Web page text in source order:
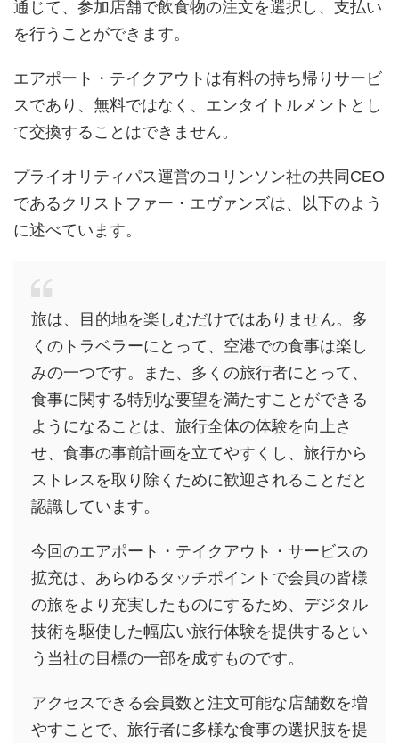
通じて、参加店舗で飲食物の注文を選択し、支払い
を行うことができます。
エアポート・テイクアウトは有料の持ち帰りサービ
スであり、無料ではなく、エンタイトルメントとし
て交換することはできません。
プライオリティパス運営のコリンソン社の共同CEO
であるクリストファー・エヴァンズは、以下のよう
に述べています。
旅は、目的地を楽しむだけではありません。多
くのトラベラーにとって、空港での食事は楽し
みの一つです。また、多くの旅行者にとって、
食事に関する特別な要望を満たすことができる
ようになることは、旅行全体の体験を向上さ
せ、食事の事前計画を立てやすくし、旅行から
ストレスを取り除くために歓迎されることだと
認識しています。
今回のエアポート・テイクアウト・サービスの
拡充は、あらゆるタッチポイントで会員の皆様
の旅をより充実したものにするため、デジタル
技術を駆使した幅広い旅行体験を提供するとい
う当社の目標の一部を成すものです。
アクセスできる会員数と注文可能な店舗数を増
やすことで、旅行者に多様な食事の選択肢を提